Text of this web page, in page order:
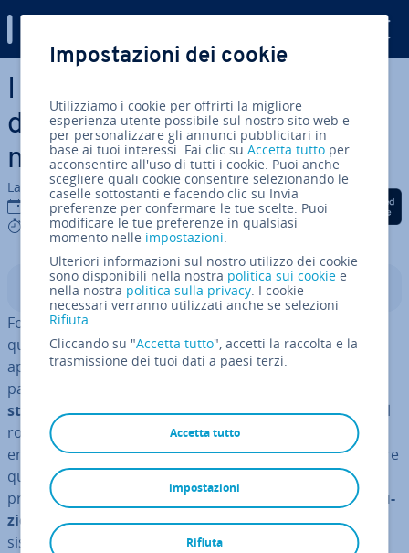
Vai al contenuto prin­ci­pa­le
I pro­to­col­li di rete: le basi
dello scambio di dati elet­tro­
ni­co
La redazione di IONOS
08 giu 2020
9 mins
Condividi via Facebook
Condividi via Twitter
Condividi via
Indice
Forse anche a voi è già capitato di trovarvi di fronte a
questo problema: il computer è avviato, il browser
aperto, ma al posto dell’homepage compare solo una
pagina di errore che informa come
stabilire una con­nes­sio­ne ad Internet. Con­trol­lan­do il
router e il cavo di rete non si ri­scon­tra­no im­po­sta­zio­ni
errate e solo avviando una diagnosi degli errori si scopre
quale sia il problema: sul computer manca almeno un
pro­to­col­lo di rete. In alcuni casi basta uti­liz­za­re la ri­so­lu­
zio­ne dei problemi di rete au­to­ma­ti­cae riav­vian­do il
sistema l’errore è risolto.
Impostazioni dei cookie
Utilizziamo i cookie per offrirti la migliore
esperienza utente possibile sul nostro sito web e
per personalizzare gli annunci pubblicitari in
base ai tuoi interessi. Fai clic suAccetta tutto per
acconsentire all'uso di tutti i cookie. Puoi anche
scegliere quali cookie consentire selezionando le
caselle sottostanti e facendo clic su Invia
preferenze per confermare le tue scelte. Puoi
modificare le tue preferenze in qualsiasi
momento nelle impostazioni.
Ulteriori informazioni sul nostro utilizzo dei cookie
sono disponibili nella nostra politica sui cookie e
nella nostra politica sulla privacy. I cookie
necessari verranno utilizzati anche se selezioni
Rifiuta.
Cliccando su "Accetta tutto", accetti la raccolta e la
trasmissione dei tuoi dati a paesi terzi.
Accetta tutto
Rifiuta
impostazioni